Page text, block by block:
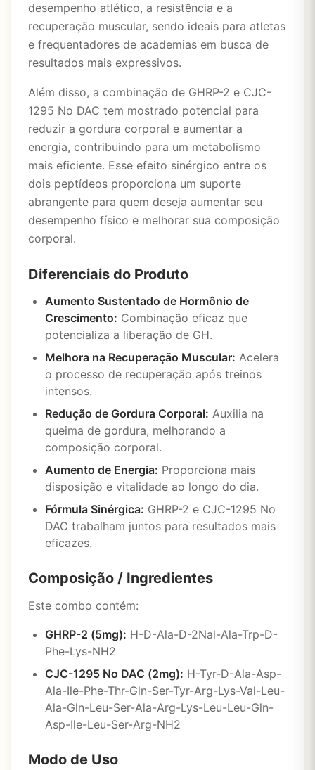
desempenho atlético, a resistência e a
recuperação muscular, sendo ideais para atletas
e frequentadores de academias em busca de
resultados mais expressivos.
Além disso, a combinação de GHRP-2 e CJC-
1295 No DAC tem mostrado potencial para
reduzir a gordura corporal e aumentar a
energia, contribuindo para um metabolismo
mais eficiente. Esse efeito sinérgico entre os
dois peptídeos proporciona um suporte
abrangente para quem deseja aumentar seu
desempenho físico e melhorar sua composição
corporal.
Diferenciais do Produto
Aumento Sustentado de Hormônio de
Crescimento: Combinação eficaz que
potencializa a liberação de GH.
Melhora na Recuperação Muscular: Acelera
o processo de recuperação após treinos
intensos.
Redução de Gordura Corporal: Auxilia na
queima de gordura, melhorando a
composição corporal.
Aumento de Energia: Proporciona mais
disposição e vitalidade ao longo do dia.
Fórmula Sinérgica: GHRP-2 e CJC-1295 No
DAC trabalham juntos para resultados mais
eficazes.
Composição / Ingredientes
Este combo contém:
GHRP-2 (5mg): H-D-Ala-D-2Nal-Ala-Trp-D-
Phe-Lys-NH2
CJC-1295 No DAC (2mg): H-Tyr-D-Ala-Asp-
Ala-Ile-Phe-Thr-Gln-Ser-Tyr-Arg-Lys-Val-Leu-
Ala-Gln-Leu-Ser-Ala-Arg-Lys-Leu-Leu-Gln-
Asp-Ile-Leu-Ser-Arg-NH2
Modo de Uso